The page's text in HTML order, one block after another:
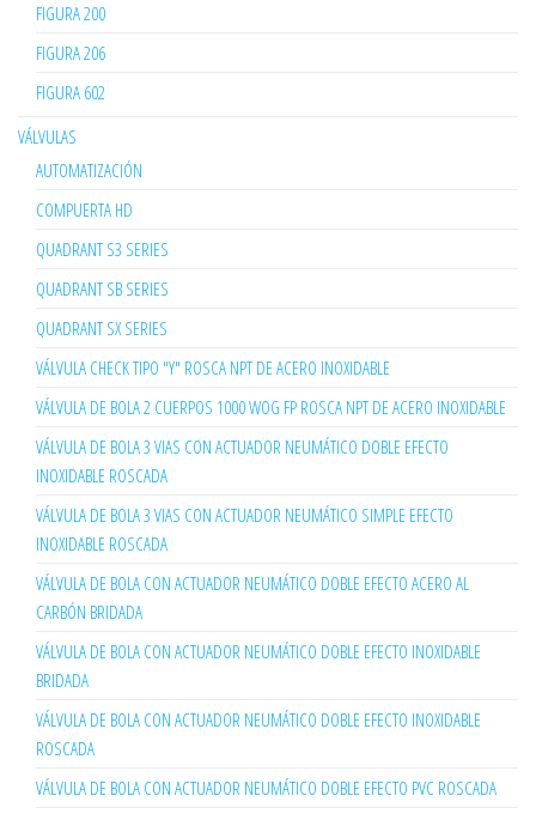
FIGURA 200
FIGURA 206
FIGURA 602
VÁLVULAS
AUTOMATIZACIÓN
COMPUERTA HD
QUADRANT S3 SERIES
QUADRANT SB SERIES
QUADRANT SX SERIES
VÁLVULA CHECK TIPO "Y" ROSCA NPT DE ACERO INOXIDABLE
VÁLVULA DE BOLA 2 CUERPOS 1000 WOG FP ROSCA NPT DE ACERO INOXIDABLE
VÁLVULA DE BOLA 3 VIAS CON ACTUADOR NEUMÁTICO DOBLE EFECTO
INOXIDABLE ROSCADA
VÁLVULA DE BOLA 3 VIAS CON ACTUADOR NEUMÁTICO SIMPLE EFECTO
INOXIDABLE ROSCADA
VÁLVULA DE BOLA CON ACTUADOR NEUMÁTICO DOBLE EFECTO ACERO AL
CARBÓN BRIDADA
VÁLVULA DE BOLA CON ACTUADOR NEUMÁTICO DOBLE EFECTO INOXIDABLE
BRIDADA
VÁLVULA DE BOLA CON ACTUADOR NEUMÁTICO DOBLE EFECTO INOXIDABLE
ROSCADA
VÁLVULA DE BOLA CON ACTUADOR NEUMÁTICO DOBLE EFECTO PVC ROSCADA